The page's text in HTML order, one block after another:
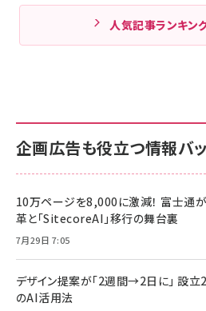
人気記事ランキン
企画広告も役立つ情報バッ
10万ページを8,000に激減！ 富士通
革と「SitecoreAI」移行の舞台裏
7月29日 7:05
デザイン提案が「2週間→2日に」 設
のAI活用法